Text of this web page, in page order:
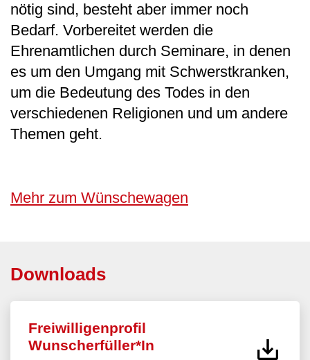
nötig sind, besteht aber immer noch
Bedarf. Vorbereitet werden die
Ehrenamtlichen durch Seminare, in denen
es um den Umgang mit Schwerstkranken,
um die Bedeutung des Todes in den
verschiedenen Religionen und um andere
Themen geht.
Mehr zum Wünschewagen
Downloads
Freiwilligenprofil
Wunscherfüller*In